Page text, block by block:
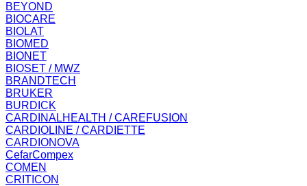
BEYOND
BIOCARE
BIOLAT
BIOMED
BIONET
BIOSET / MWZ
BRANDTECH
BRUKER
BURDICK
CARDINALHEALTH / CAREFUSION
CARDIOLINE / CARDIETTE
CARDIONOVA
CefarCompex
COMEN
CRITICON